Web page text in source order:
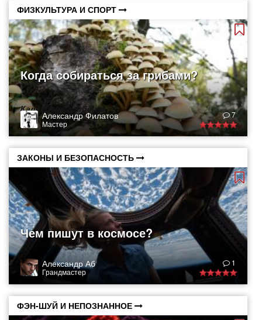
ФИЗКУЛЬТУРА И СПОРТ
Когда собираться за грибами?
Календарь грибника
Александр Филатов
Мастер
7
ЗАКОНЫ И БЕЗОПАСНОСТЬ
Чем пишут в космосе?
Александр Аб
Грандмастер
1
ФЭН-ШУЙ И НЕПОЗНАННОЕ